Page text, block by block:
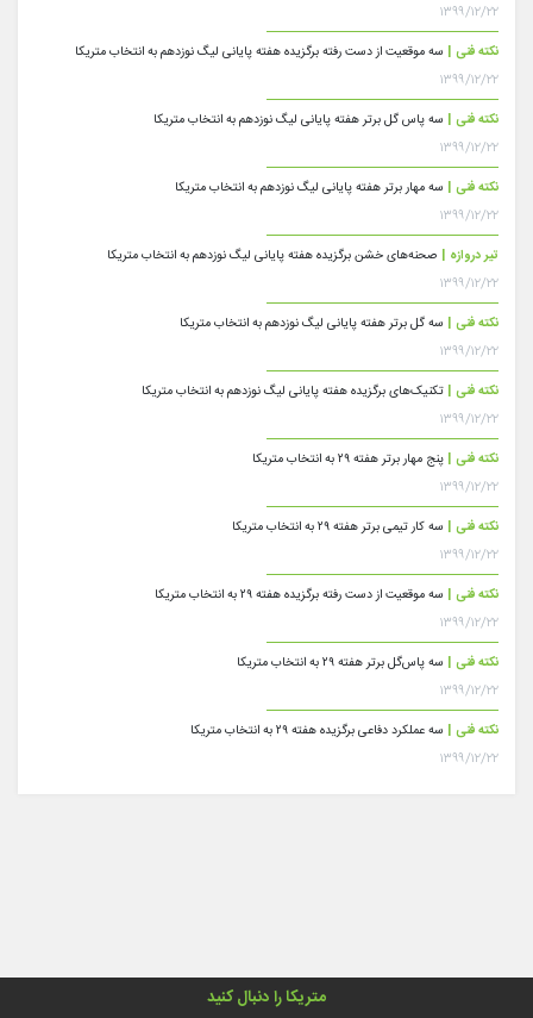
۱۳۹۹/۱۲/۲۲
نکته فنی | سه موقعیت از دست رفته برگزیده هفته پایانی لیگ نوزدهم به انتخاب متریکا
۱۳۹۹/۱۲/۲۲
نکته فنی | سه پاس گل برتر هفته پایانی لیگ نوزدهم به انتخاب متریکا
۱۳۹۹/۱۲/۲۲
نکته فنی | سه مهار برتر هفته پایانی لیگ نوزدهم به انتخاب متریکا
۱۳۹۹/۱۲/۲۲
تیر دروازه | صحنه‌های خشن برگزیده هفته پایانی لیگ نوزدهم به انتخاب متریکا
۱۳۹۹/۱۲/۲۲
نکته فنی | سه گل برتر هفته پایانی لیگ نوزدهم به انتخاب متریکا
۱۳۹۹/۱۲/۲۲
نکته فنی | تکنیک‌های برگزیده هفته پایانی لیگ نوزدهم به انتخاب متریکا
۱۳۹۹/۱۲/۲۲
نکته فنی | پنج مهار برتر هفته ۲۹ به انتخاب متریکا
۱۳۹۹/۱۲/۲۲
نکته فنی | سه کار تیمی برتر هفته ۲۹ به انتخاب متریکا
۱۳۹۹/۱۲/۲۲
نکته فنی | سه موقعیت از دست رفته برگزیده هفته ۲۹ به انتخاب متریکا
۱۳۹۹/۱۲/۲۲
نکته فنی | سه پاس‌گل برتر هفته ۲۹ به انتخاب متریکا
۱۳۹۹/۱۲/۲۲
نکته فنی | سه عملکرد دفاعی برگزیده هفته ۲۹ به انتخاب متریکا
۱۳۹۹/۱۲/۲۲
متریکا را دنبال کنید